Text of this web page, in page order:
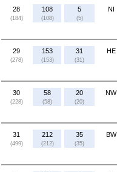
28
(184)
108
(108)
5
(5)
NI
29
(278)
153
(153)
31
(31)
HE
30
(228)
58
(58)
20
(20)
NW
31
(499)
212
(212)
35
(35)
BW